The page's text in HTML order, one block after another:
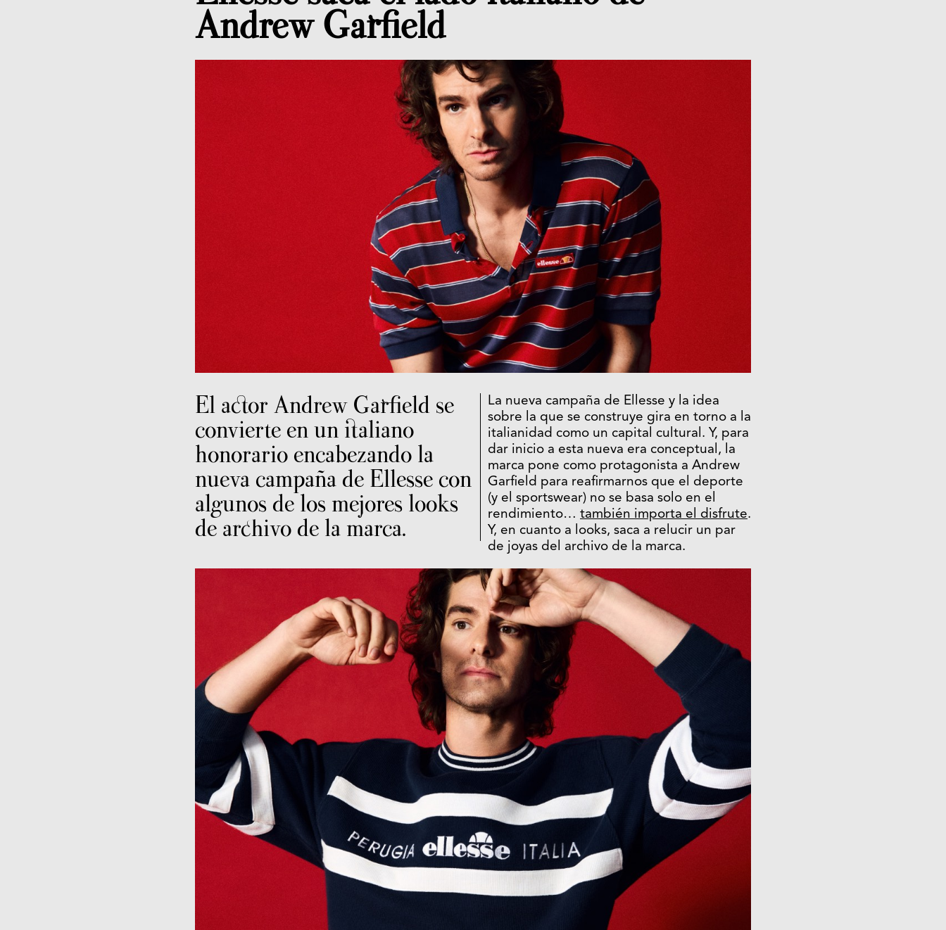
Andrew Garfield
El actor Andrew Garfield se
convierte en un italiano
honorario encabezando la
nueva campaña de Ellesse con
algunos de los mejores looks
de archivo de la marca.
La nueva campaña de Ellesse y la idea
sobre la que se construye gira en torno a la
italianidad como un capital cultural. Y, para
dar inicio a esta nueva era conceptual, la
marca pone como protagonista a Andrew
Garfield para reafirmarnos que el deporte
(y el sportswear) no se basa solo en el
rendimiento… también importa el disfrute.
Y, en cuanto a looks, saca a relucir un par
de joyas del archivo de la marca.